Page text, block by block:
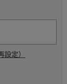
定）